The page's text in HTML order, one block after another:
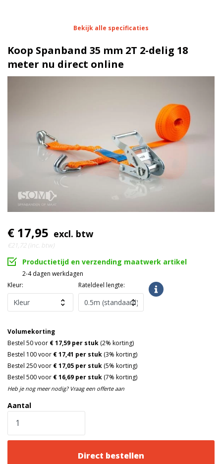
Eigenschappen Spanband 35 mm 2T 2-delig 18
Lengte 1 meter
Breedte 35 mm
Ratel Blokratel | 2 Ton
Bekijk alle specificaties
Koop Spanband 35 mm 2T 2-delig 18
meter nu direct online
€ 17,95 excl. btw
€21,72 (inc. btw)
Productietijd en verzending maatwerk artikel
2-4 dagen werkdagen
Kleur:
Rateldeel lengte:
Aantal
Volumekorting
Bestel 50 voor € 17,59 per stuk (2% korting)
Bestel 100 voor € 17,41 per stuk (3% korting)
Bestel 250 voor € 17,05 per stuk (5% korting)
Bestel 500 voor € 16,69 per stuk (7% korting)
Heb je nog meer nodig? Vraag een offerte aan
Direct bestellen